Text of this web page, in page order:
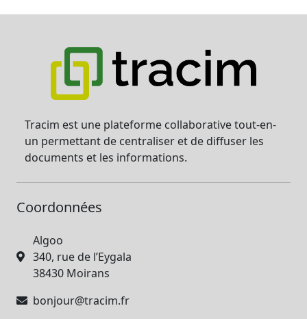
Tracim est une plateforme collaborative tout-en-
un permettant de centraliser et de diffuser les
documents et les informations.
Coordonnées
Algoo
340, rue de l’Eygala
38430 Moirans
bonjour@tracim.fr